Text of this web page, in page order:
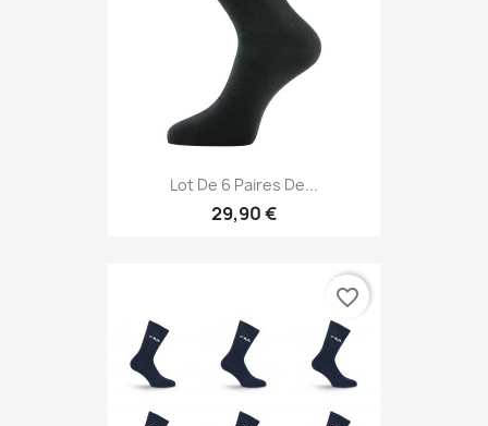
Lot De 6 Paires De...
29,90 €
favorite_border